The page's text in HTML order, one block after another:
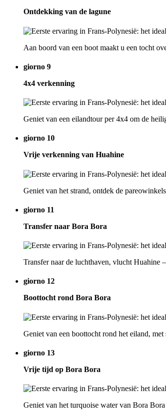
Ontdekking van de lagune
Aan boord van een boot maakt u een tocht
giorno 9
4x4 verkenning
Geniet van een eilandtour per 4x4 om de
giorno 10
Vrije verkenning van Huahine
Geniet van het strand, ontdek de
giorno 11
Transfer naar Bora Bora
Transfer naar de luchthaven, vlucht Huahine
giorno 12
Boottocht rond Bora Bora
Geniet van een boottocht rond het eiland,
giorno 13
Vrije tijd op Bora Bora
Geniet van het turquoise water van Bora